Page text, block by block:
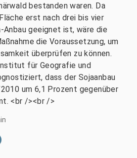
bestanden waren. Da
erst nach drei bis vier
Anbau geeignet ist, wäre die
die Voraussetzung, um
überprüfen zu können.
für Geografie und
dass der Sojaanbau
um 6,1 Prozent gegenüber
<br /><br />